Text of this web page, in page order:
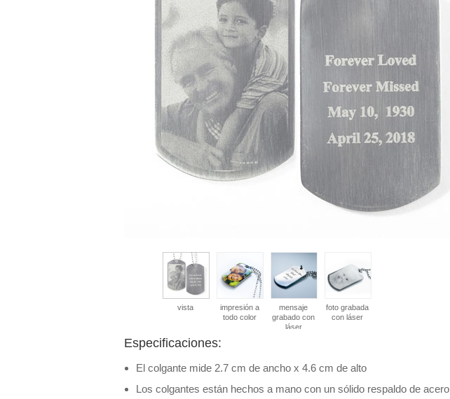
vista
impresión a
todo color
mensaje
grabado con
láser
foto grabada
con láser
Especificaciones:
El colgante mide 2.7 cm de ancho x 4.6 cm de alto
Los colgantes están hechos a mano con un sólido respaldo de acero